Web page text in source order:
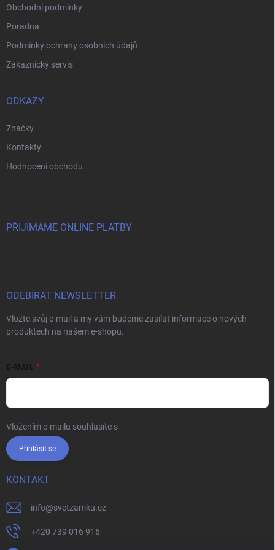
Obchodní podmínky
Poradna
Podmínky ochrany osobních údajů
Zákaznický servis
ODKAZY
Značky
Kontakty
Hodnocení obchodu
PŘIJÍMÁME ONLINE PLATBY
ODEBÍRAT NEWSLETTER
Vložte svůj e-mail a my vám budeme zasílat informace o nových
produktech na našem e-shopu.
E-MAIL
Vložením e-mailu souhlasíte s
Přihlásit se
KONTAKT
info@svetzamku.cz
+420 739 016 916